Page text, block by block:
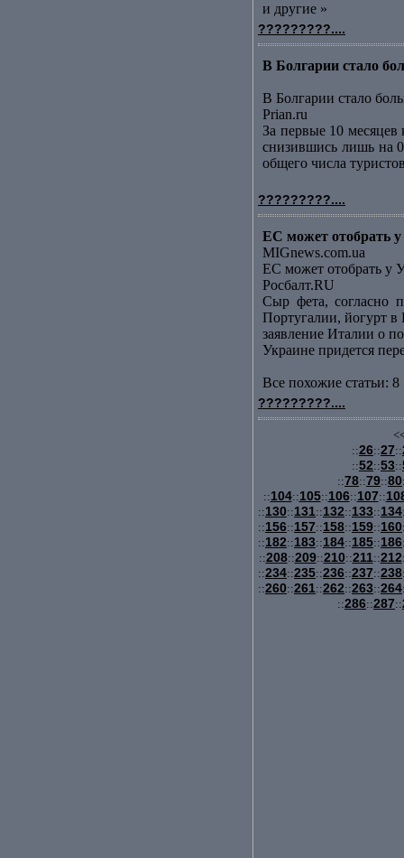
и другие »
?????????....
В Болгарии стало
В Болгарии стало
Prian.ru
За первые 10
снизившись лишь на
общего числа
?????????....
ЕС может отобрать
MIGnews.com.ua
ЕС может отобрать у
Росбалт.RU
Сыр фета, согласно
Португалии, йогурт в
заявление Италии о
Украине придется
Все похожие статьи: 8
?????????....
::26::27::
::52::53::
::78::79::80
::104::105::106::107::
::130::131::132::133::134
::156::157::158::159::160
::182::183::184::185::186
::208::209::210::211::212
::234::235::236::237::238
::260::261::262::263::264
::286::287::